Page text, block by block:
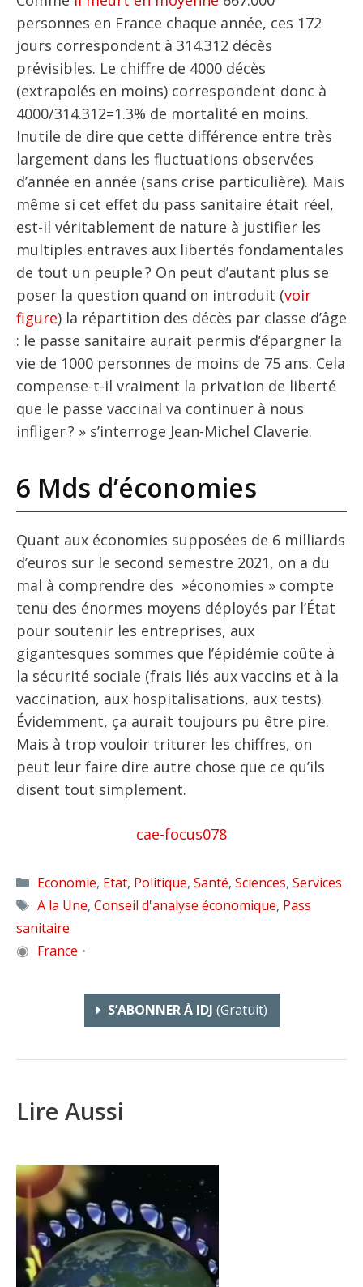
personnes en France chaque année, ces 172
jours correspondent à 314.312 décès
prévisibles. Le chiffre de 4000 décès
(extrapolés en moins) correspondent donc à
4000/314.312=1.3% de mortalité en moins.
Inutile de dire que cette différence entre très
largement dans les fluctuations observées
d’année en année (sans crise particulière). Mais
même si cet effet du pass sanitaire était réel,
est-il véritablement de nature à justifier les
multiples entraves aux libertés fondamentales
de tout un peuple ? On peut d’autant plus se
poser la question quand on introduit (voir
figure) la répartition des décès par classe d’âge
: le passe sanitaire aurait permis d’épargner la
vie de 1000 personnes de moins de 75 ans. Cela
compense-t-il vraiment la privation de liberté
que le passe vaccinal va continuer à nous
infliger ? » s’interroge Jean-Michel Claverie.
6 Mds d’économies
Quant aux économies supposées de 6 milliards
d’euros sur le second semestre 2021, on a du
mal à comprendre des »économies » compte
tenu des énormes moyens déployés par l’État
pour soutenir les entreprises, aux
gigantesques sommes que l’épidémie coûte à
la sécurité sociale (frais liés aux vaccins et à la
vaccination, aux hospitalisations, aux tests).
Évidemment, ça aurait toujours pu être pire.
Mais à trop vouloir triturer les chiffres, on
peut leur faire dire autre chose que ce qu’ils
disent tout simplement.
cae-focus078
Catégories
Economie, Etat, Politique, Santé, Sciences, Services
Étiquettes
A la Une, Conseil d'analyse économique, Pass
sanitaire
◉ France •
S’ABONNER À IDJ (gratuit)
Lire Aussi